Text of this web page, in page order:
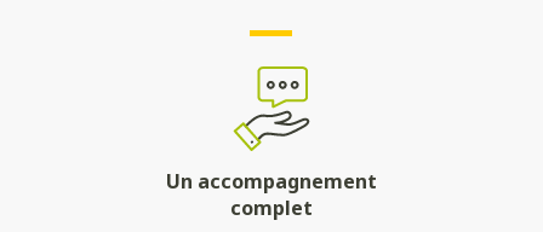
Un accompagnement
complet